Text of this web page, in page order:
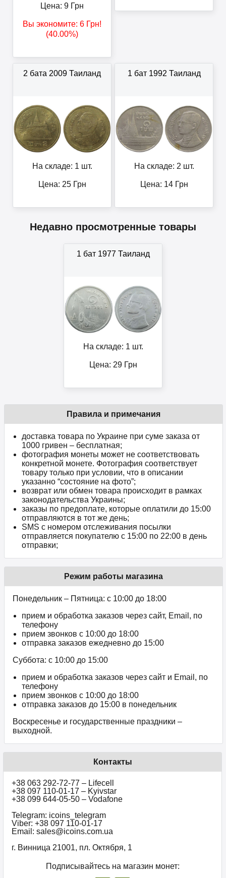
Цена: 9 Грн
Вы экономите: 6 Грн!
(40.00%)
2 бата 2009 Таиланд
На складе: 1 шт.
Цена: 25Грн
1 бат 1992 Таиланд
На складе: 2 шт.
Цена: 14Грн
Недавно просмотренные товары
1 бат 1977 Таиланд
На складе: 1 шт.
Цена: 29Грн
Правила и примечания
доставка товара по Украине при суме заказа от
1000 гривен – бесплатная;
фотография монеты может не соответствовать
конкретной монете. Фотография соответствует
товару только при условии, что в описании
указанно “состояние на фото”;
возврат или обмен товара происходит в рамках
законодательства Украины;
заказы по предоплате, которые оплатили до 15:00
отправляются в тот же день;
SMS с номером отслеживания посылки
отправляется покупателю с 15:00 по 22:00 в день
отправки;
Режим работы магазина
Понедельник – Пятница: с 10:00 до 18:00
прием и обработка заказов через сайт, Email, по
телефону
прием звонков c 10:00 до 18:00
отправка заказов ежедневно до 15:00
Суббота: с 10:00 до 15:00
прием и обработка заказов через сайт и Email, по
телефону
прием звонков c 10:00 до 18:00
отправка заказов до 15:00 в понедельник
Воскресенье и государственные праздники –
выходной.
Контакты
+38 063 292-72-77 – Lifecell
+38 097 110-01-17 – Kyivstar
+38 099 644-05-50 – Vodafone
Telegram: icoins_telegram
Viber: +38 097 110-01-17
Email: sales@icoins.com.ua
г. Винница 21001, пл. Октября, 1
Подписывайтесь на магазин монет: